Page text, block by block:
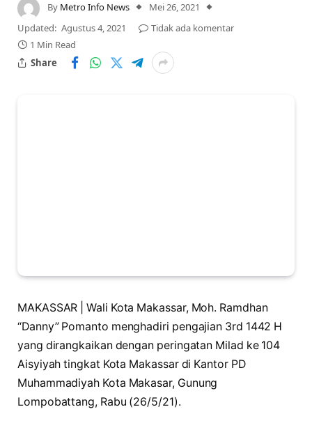
By Metro Info News
Mei 26, 2021
Updated: Agustus 4, 2021
Tidak ada komentar
1 Min Read
Share
MAKASSAR | Wali Kota Makassar, Moh. Ramdhan
“Danny” Pomanto menghadiri pengajian 3rd 1442 H
yang dirangkaikan dengan peringatan Milad ke 104
Aisyiyah tingkat Kota Makassar di Kantor PD
Muhammadiyah Kota Makasar, Gunung
Lompobattang, Rabu (26/5/21).